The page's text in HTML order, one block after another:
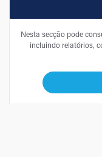
Nesta secção pode
incluindo relatórios,